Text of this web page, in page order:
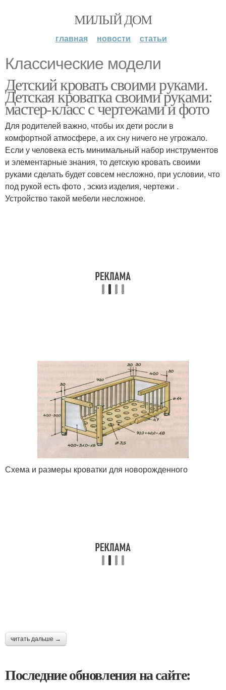
МИЛЫЙ ДОМ
главная новости статьи
Классические модели
Детский кровать своими руками.
Детская кроватка своими руками:
мастер-класс с чертежами и фото
Для родителей важно, чтобы их дети росли в
комфортной атмосфере, а их сну ничего не угрожало.
Если у человека есть минимальный набор инструментов
и элементарные знания, то детскую кровать своими
руками сделать будет совсем несложно, при условии, что
под рукой есть фото , эскиз изделия, чертежи .
Устройство такой мебели несложное.
Схема и размеры кроватки для новорожденного
читать дальше →
Последние обновления на сайте: